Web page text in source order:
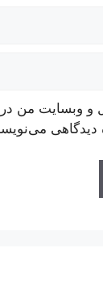
و وبسایت من
دیدگاهی